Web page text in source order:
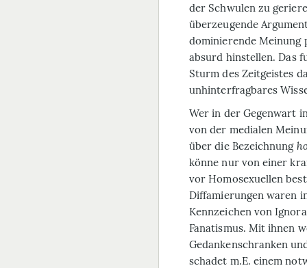
der Schwulen zu
überzeugende
dominierende Meinung
absurd hinstellen. Das
Sturm des Zeitgeistes
unhinterfragbares
Wer in der Gegenwart
von der medialen
über die Bezeichnung
könne nur von einer
vor Homosexuellen
Diffamierungen waren
Kennzeichen von
Fanatismus. Mit ihnen
Gedankenschranken
schadet m.E. einem